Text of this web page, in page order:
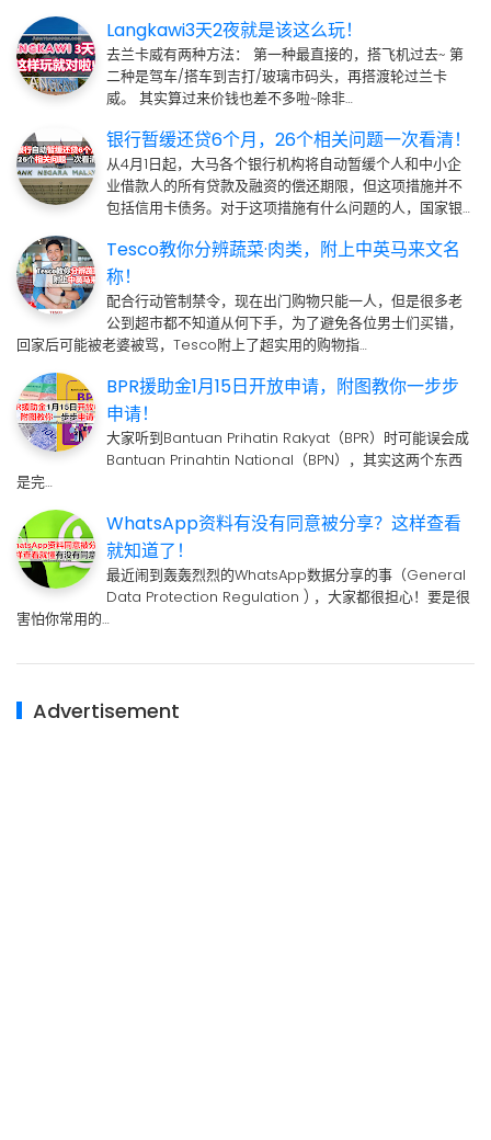
Langkawi3天2夜就是该这么玩！
去兰卡威有两种方法： 第一种最直接的，搭飞机过去~ 第
二种是驾车/搭车到吉打/玻璃市码头，再搭渡轮过兰卡
威。 其实算过来价钱也差不多啦~除非…
银行暂缓还贷6个月，26个相关问题一次看清！
从4月1日起，大马各个银行机构将自动暂缓个人和中小企
业借款人的所有贷款及融资的偿还期限，但这项措施并不
包括信用卡债务。对于这项措施有什么问题的人，国家银…
Tesco教你分辨蔬菜·肉类，附上中英马来文名
称！
配合行动管制禁令，现在出门购物只能一人，但是很多老
公到超市都不知道从何下手，为了避免各位男士们买错，
回家后可能被老婆被骂，Tesco附上了超实用的购物指…
BPR援助金1月15日开放申请，附图教你一步步
申请！
大家听到Bantuan Prihatin Rakyat（BPR）时可能误会成
Bantuan Prinahtin National（BPN），其实这两个东西
是完…
WhatsApp资料有没有同意被分享？这样查看
就知道了！
最近闹到轰轰烈烈的WhatsApp数据分享的事（General
Data Protection Regulation ) ，大家都很担心！要是很
害怕你常用的…
Advertisement